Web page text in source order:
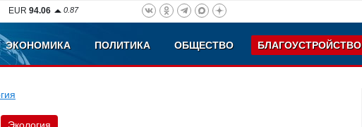
EUR 94.06 0.87
ЭКОНОМИКА ПОЛИТИКА ОБЩЕСТВО БЛАГОУСТРОЙСТВО